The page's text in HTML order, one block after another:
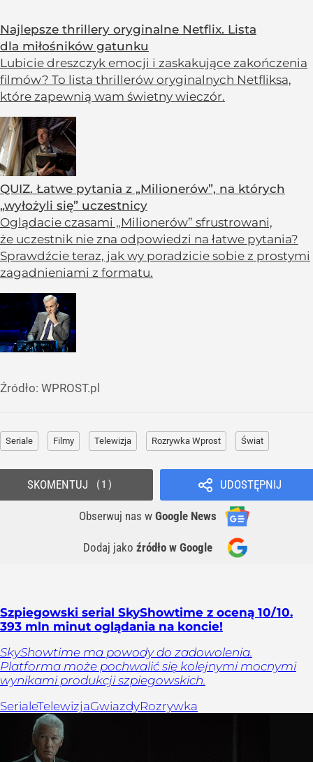
Najlepsze thrillery oryginalne Netflix. Lista
dla miłośników gatunku
Lubicie dreszczyk emocji i zaskakujące zakończenia
filmów? To lista thrillerów oryginalnych Netfliksa,
które zapewnią wam świetny wieczór.
QUIZ. Łatwe pytania z „Milionerów”, na których
„wyłożyli się” uczestnicy
Oglądacie czasami „Milionerów” sfrustrowani,
że uczestnik nie zna odpowiedzi na łatwe pytania?
Sprawdźcie teraz, jak wy poradzicie sobie z prostymi
zagadnieniami z formatu.
Źródło: WPROST.pl
Seriale Filmy Telewizja Rozrywka Wprost Świat
UDOSTĘPNIJ
Obserwuj nas w Google News
Dodaj jako źródło w Google
SKOMENTUJ 1
Szpiegowski serial SkyShowtime z oceną 10/10.
393 mln minut oglądania na koncie!
SkyShowtime ma powody do zadowolenia.
Platforma może pochwalić się kolejnymi mocnymi
wynikami produkcji szpiegowskich.
SerialeTelewizjaGwiazdyRozrywka